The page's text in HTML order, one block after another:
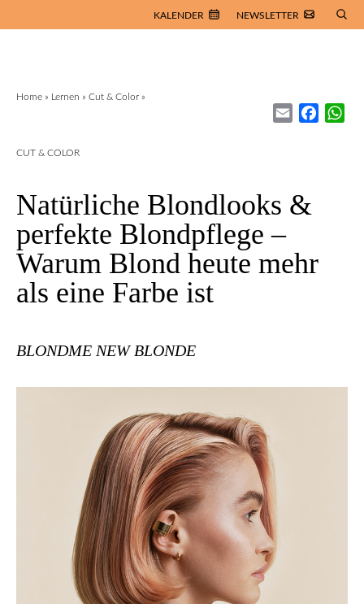
KALENDER NEWSLETTER
Home » Lernen » Cut & Color »
Email
CUT & COLOR
Natürliche Blondlooks &
perfekte Blondpflege –
Warum Blond heute mehr
als eine Farbe ist
BLONDME NEW BLONDE